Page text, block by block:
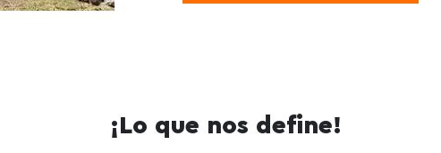
¡Lo que nos define!